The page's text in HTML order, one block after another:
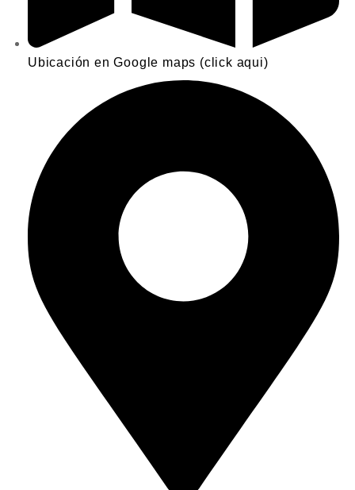
Ubicación en Google maps (click aqui)